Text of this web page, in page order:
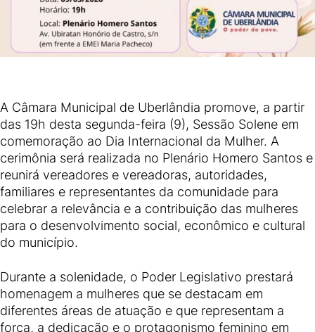
A Câmara Municipal de Uberlândia promove, a partir
das 19h desta segunda-feira (9), Sessão Solene em
comemoração ao Dia Internacional da Mulher. A
cerimônia será realizada no Plenário Homero Santos e
reunirá vereadores e vereadoras, autoridades,
familiares e representantes da comunidade para
celebrar a relevância e a contribuição das mulheres
para o desenvolvimento social, econômico e cultural
do município.
Durante a solenidade, o Poder Legislativo prestará
homenagem a mulheres que se destacam em
diferentes áreas de atuação e que representam a
força, a dedicação e o protagonismo feminino em